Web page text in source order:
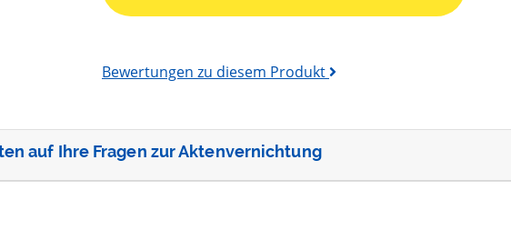
Bewertungen zu diesem Produkt
auf Ihre Fragen zur Aktenvernichtung